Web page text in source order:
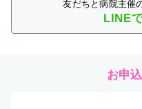
友だちと病院主催
LINE
お申